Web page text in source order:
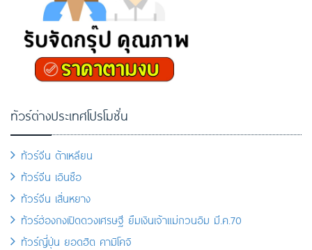
ทัวร์ต่างประเทศโปรโมชั่น
ทัวร์จีน ต้าเหลียน
ทัวร์จีน เอินซือ
ทัวร์จีน เสิ่นหยาง
ทัวร์ฮ่องกงเปิดดวงเศรษฐี ยืมเงินเจ้าแม่กวนอิม มี.ค.70
ทัวร์ญี่ปุ่น ยอดฮิต คามิโคจิ